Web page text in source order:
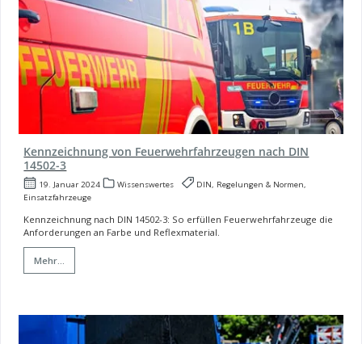
Kennzeichnung von Feuerwehrfahrzeugen nach DIN
14502-3
19. Januar 2024 Wissenswertes
DIN, Regelungen & Normen,
Einsatzfahrzeuge
Kennzeichnung nach DIN 14502-3: So erfüllen Feuerwehrfahrzeuge die
Anforderungen an Farbe und Reflexmaterial.
Mehr...